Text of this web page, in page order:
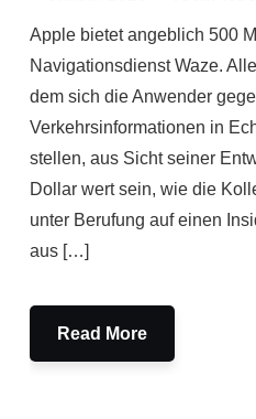
Apple bietet angeblich 500
Navigationsdienst Waze.
dem sich die Anwender
Verkehrsinformationen in
stellen, aus Sicht seiner
Dollar wert sein, wie die
unter Berufung auf einen
aus […]
Read More